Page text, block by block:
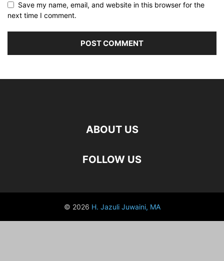
Save my name, email, and website in this browser for the
next time I comment.
ABOUT US
FOLLOW US
© 2026 H. Jazuli Juwaini, MA